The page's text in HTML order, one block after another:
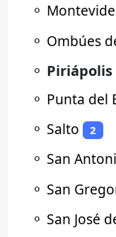
⚬
⚬ Ombúes
⚬ Piriápolis
⚬ Punta del
⚬ Salto 2
⚬ San
⚬ San
⚬ San José